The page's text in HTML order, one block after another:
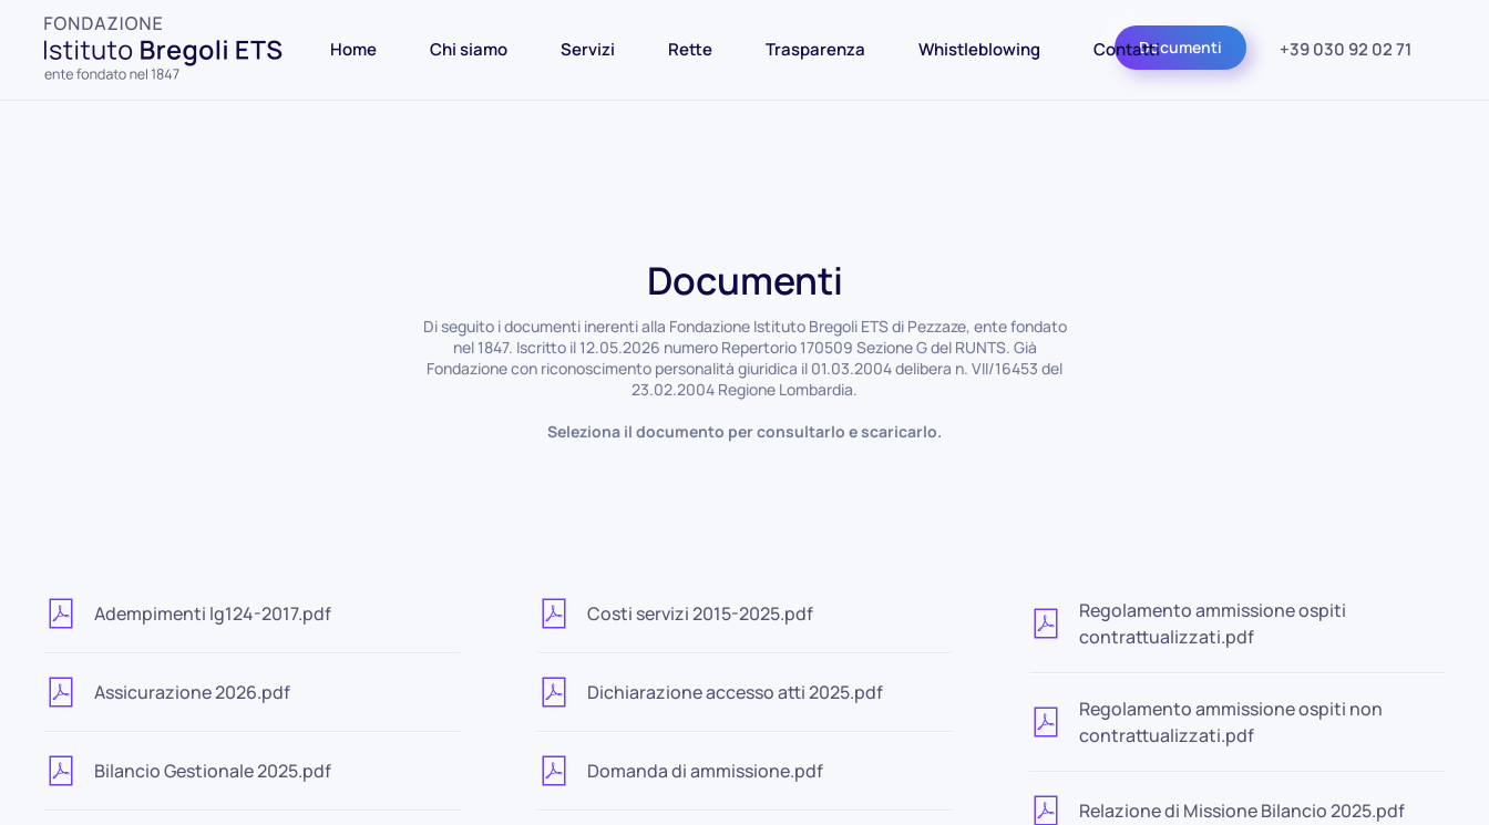
Home Chi siamo Servizi Rette Trasparenza Whistleblowing ContattiDocumenti +39 030 92 02 71
Documenti
Di seguito i documenti inerenti alla Fondazione Istituto Bregoli ETS di Pezzaze, ente fondato
nel 1847. Iscritto il 12.05.2026 numero Repertorio 170509 Sezione G del RUNTS. Già
Fondazione con riconoscimento personalità giuridica il 01.03.2004 delibera n. VII/16453 del
23.02.2004 Regione Lombardia.
Seleziona il documento per consultarlo e scaricarlo.
Adempimenti lg124-2017.pdf
Assicurazione 2026.pdf
Bilancio Gestionale 2025.pdf
Costi servizi 2015-2025.pdf
Dichiarazione accesso atti 2025.pdf
Domanda di ammissione.pdf
Regolamento ammissione ospiti
contrattualizzati.pdf
Regolamento ammissione ospiti non
contrattualizzati.pdf
Relazione di Missione Bilancio 2025.pdf